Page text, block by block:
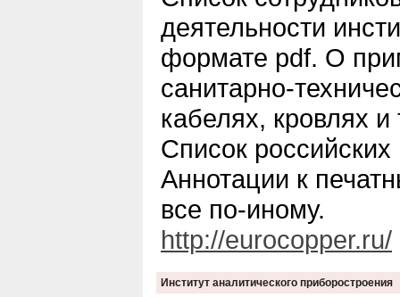
деятельности
формате pdf. О
санитарно-
кабелях, кровлях
Список
Аннотации к
все по-иному.
http://eurocopper.ru/
Институт аналитического приборостроения